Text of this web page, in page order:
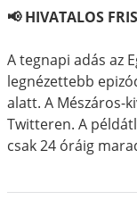
📢 HIVATALOS
A tegnapi adás az
legnézettebb
alatt. A Mészáros-
Twitteren. A
csak 24 óráig